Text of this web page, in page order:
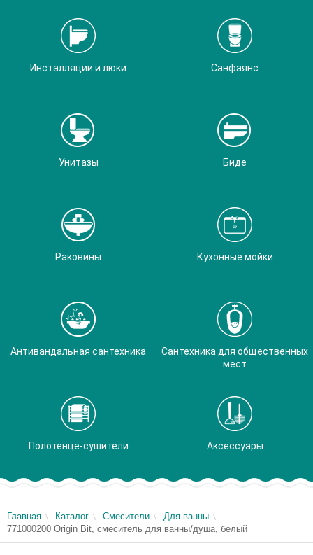
Инсталляции и люки Санфаянс
Унитазы Биде
Раковины Кухонные мойки
Антивандальная сантехника
Сантехника для общественных
мест
Полотенце-сушители Аксессуары
Главная Каталог Смесители
Для ванны
771000200 Origin Bit, смеситель для ванны/душа, белый